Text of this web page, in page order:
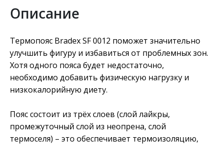
Описание
Термопояс Bradex SF 0012 поможет значительно
улучшить фигуру и избавиться от проблемных зон.
Хотя одного пояса будет недостаточно,
необходимо добавить физическую нагрузку и
низкокалорийную диету.
Пояс состоит из трёх слоев (слой лайкры,
промежуточный слой из неопрена, слой
термоселя) – это обеспечивает термоизоляцию,